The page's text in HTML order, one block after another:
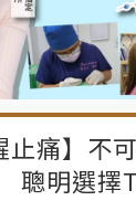
止痛】不
聰明選擇